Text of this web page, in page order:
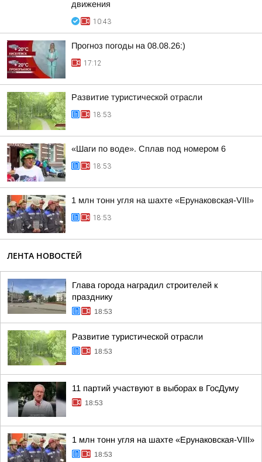
движения
10:43
Прогноз погоды на 08.08.26:)
17:12
Развитие туристической отрасли
18:53
«Шаги по воде». Сплав под номером 6
18:53
1 млн тонн угля на шахте «Ерунаковская-VIII»
18:53
ЛЕНТА НОВОСТЕЙ
Глава города наградил строителей к
празднику
18:53
Развитие туристической отрасли
18:53
11 партий участвуют в выборах в ГосДуму
18:53
1 млн тонн угля на шахте «Ерунаковская-VIII»
18:53